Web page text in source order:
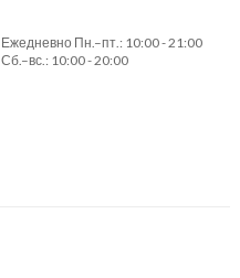
Ежедневно Пн.–пт.: 10:00 - 21:00
Сб.–вс.: 10:00 - 20:00